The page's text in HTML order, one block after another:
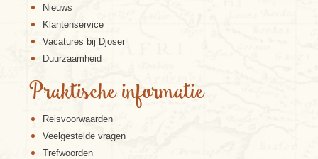
Nieuws
Klantenservice
Vacatures bij Djoser
Duurzaamheid
Praktische informatie
Reisvoorwaarden
Veelgestelde vragen
Trefwoorden